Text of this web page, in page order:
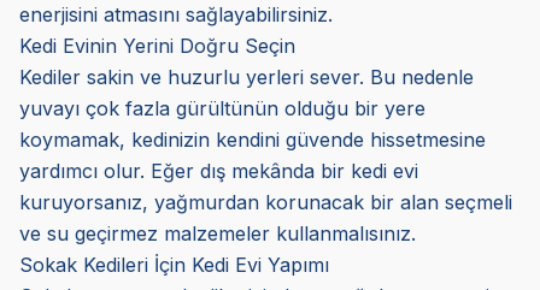
enerjisini atmasını sağlayabilirsiniz.
Kedi Evinin Yerini Doğru Seçin
Kediler sakin ve huzurlu yerleri sever. Bu nedenle
yuvayı çok fazla gürültünün olduğu bir yere
koymamak, kedinizin kendini güvende hissetmesine
yardımcı olur. Eğer dış mekânda bir kedi evi
kuruyorsanız, yağmurdan korunacak bir alan seçmeli
ve su geçirmez malzemeler kullanmalısınız.
Sokak Kedileri İçin Kedi Evi Yapımı